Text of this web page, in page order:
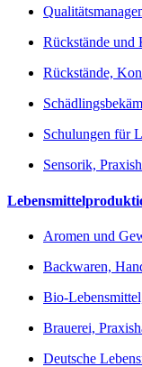
Rückstände und
Rückstände,
Schulungen für
Sensorik,
Aromen und
Backwaren,
Bio-
Brauerei,
Deutsche